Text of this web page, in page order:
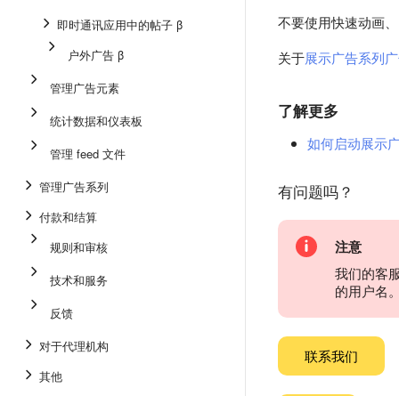
即时通讯应用中的帖子 β
户外广告 β
管理广告元素
统计数据和仪表板
管理 feed 文件
管理广告系列
付款和结算
规则和审核
技术和服务
反馈
对于代理机构
其他
不要使用快速动画
关于展示广告系列
了解更多
如何启动展示
有问题吗？
注意
我们的客
的用户名
联系我们